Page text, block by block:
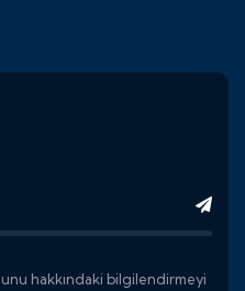
hakkındaki bilgilendirmeyi